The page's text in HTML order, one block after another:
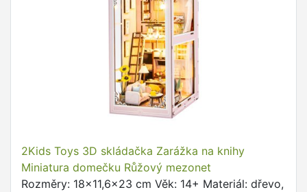
2Kids Toys 3D skládačka Zarážka na knihy
Miniatura domečku Růžový mezonet
Rozměry: 18x11,6x23 cm Věk: 14+ Materiál: dřevo,